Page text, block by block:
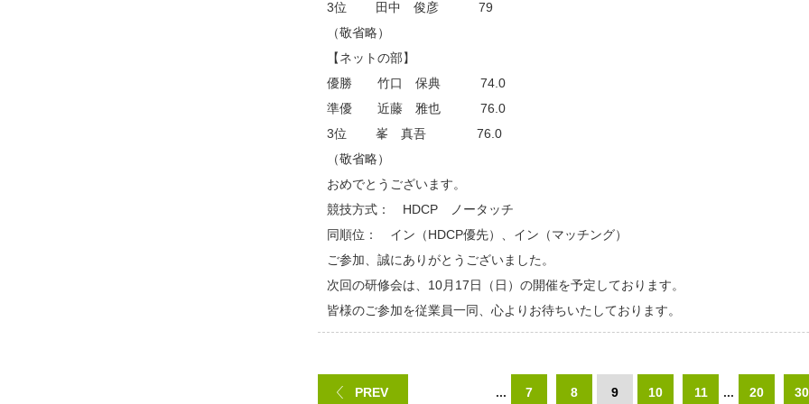
3位 田中 俊彦 79
（敬省略）
【ネットの部】
優勝 竹口 保典 74.0
準優 近藤 雅也 76.0
3位 峯 真吾 76.0
（敬省略）
おめでとうございます。
競技方式： HDCP ノータッチ
同順位： イン（HDCP優先）、イン（マッチング）
ご参加、誠にありがとうございました。
次回の研修会は、10月17日（日）の開催を予定しております。
皆様のご参加を従業員一同、心よりお待ちいたしております。
PREV ... 7 8 9 10 11 ... 20 30